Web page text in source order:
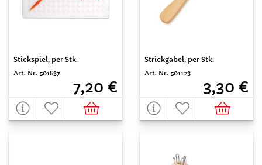
Stickspiel, per Stk.
Art. Nr. 501637
7,20 €
Strickgabel, per Stk.
Art. Nr. 501123
3,30 €